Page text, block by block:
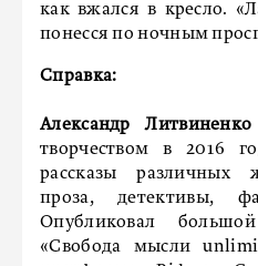
как вжался в кресло.
понесся по ночным
Cправка:
Александр Литвиненко
творчеством в 2016
рассказы различных
проза, детективы,
Опубликовал
«Свобода мысли